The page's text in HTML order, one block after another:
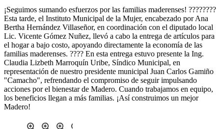
¡Seguimos sumando esfuerzos por las familias maderenses! ????????
Esta tarde, el Instituto Municipal de la Mujer, encabezado por Ana
Bertha Hernández Villaseñor, en coordinación con el diputado local
Lic. Vicente Gómez Nuñez, llevó a cabo la entrega de artículos para
el hogar a bajo costo, apoyando directamente la economía de las
familias maderenses. ???? En esta entrega estuvo presente la Ing.
Claudia Lizbeth Marroquín Uribe, Síndico Municipal, en
representación de nuestro presidente municipal Juan Carlos Gamiño
"Camacho", refrendando el compromiso de seguir impulsando
acciones por el bienestar de Madero. Cuando trabajamos en equipo,
los beneficios llegan a más familias. ¡Así construimos un mejor
Madero!